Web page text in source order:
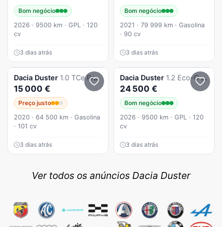
Bom negócio
2026 · 9500 km · GPL · 120
cv
3 dias atrás
Bom negócio
2021 · 79 999 km · Gasolina
· 90 cv
3 dias atrás
Dacia Duster 1.0 TCe Prestige
15 000 €
Preço justo
2020 · 64 500 km · Gasolina
· 101 cv
3 dias atrás
Dacia Duster 1.2 Eco-G 120 Bi-Fuel Journey
24 500 €
Bom negócio
2026 · 9500 km · GPL · 120
cv
3 dias atrás
Ver todos os anúncios Dacia Duster